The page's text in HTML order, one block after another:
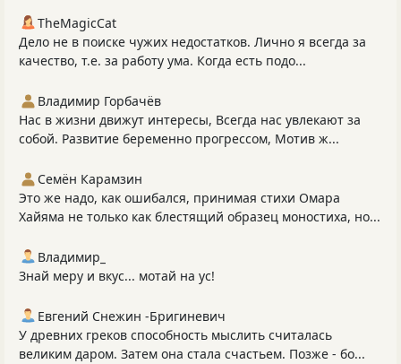
TheMagicCat
Дело не в поиске чужих недостатков. Лично я всегда за
качество, т.е. за работу ума. Когда есть подо...
Владимир Горбачёв
Нас в жизни движут интересы, Всегда нас увлекают за
собой. Развитие беременно прогрессом, Мотив ж...
Семён Карамзин
Это же надо, как ошибался, принимая стихи Омара
Хайяма не только как блестящий образец моностиха, но...
Владимир_
Знай меру и вкус... мотай на ус!
Евгений Снежин -Бригиневич
У древних греков способность мыслить считалась
великим даром. Затем она стала счастьем. Позже - бо...